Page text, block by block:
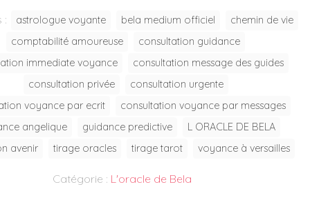
Catégorie : L'oracle de Bela
: astrologue voyante bela medium officiel
chemin de vie
comptabilité amoureuse
consultation guidance
immediate voyance
consultation message des guides
consultation privée
consultation urgente
voyance par ecrit
consultation voyance par messages
angelique
guidance predictive
L ORACLE DE BELA
avenir
tirage oracles tirage tarot voyance à versailles